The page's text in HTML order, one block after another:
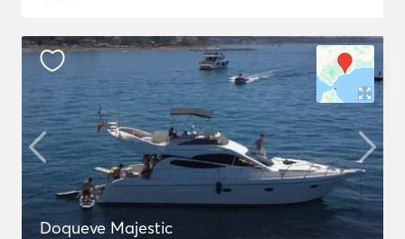
Doqueve Majestic